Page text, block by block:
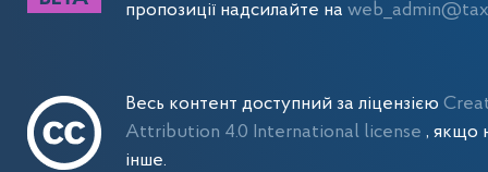
пропозиції надсилайте на
Весь контент доступний за ліцензією
Attribution 4.0 International license , якщо
інше.